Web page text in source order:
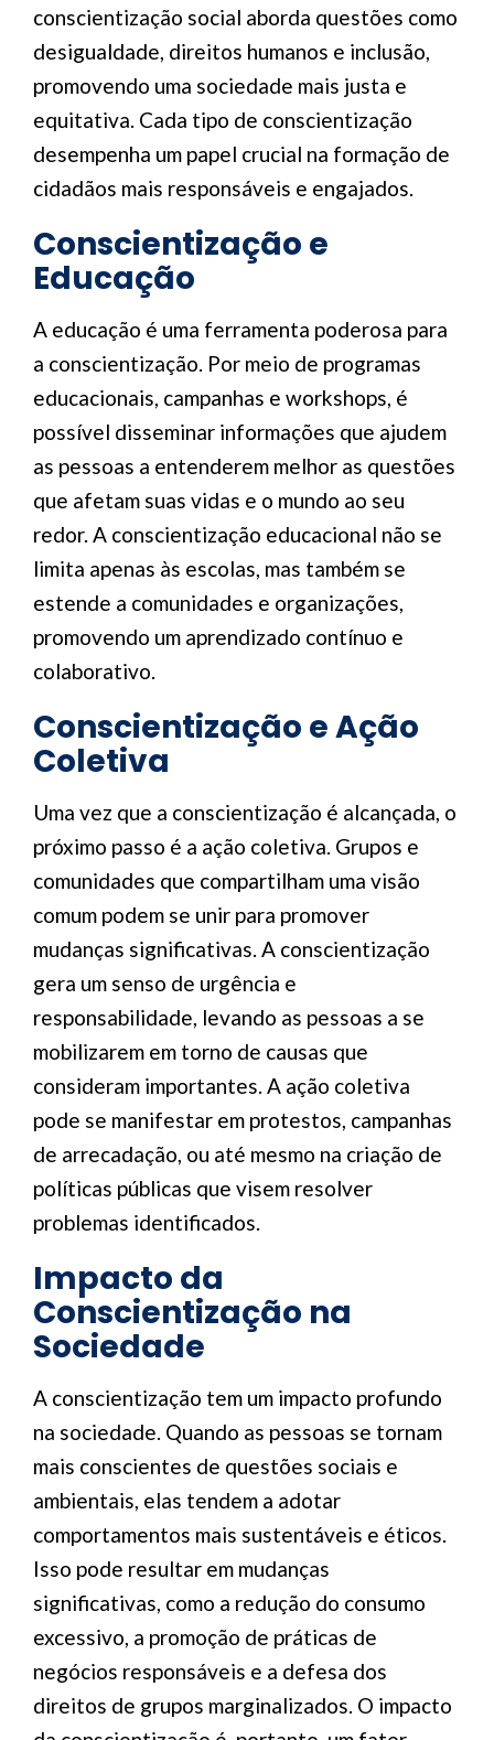
conscientização social aborda questões como
desigualdade, direitos humanos e inclusão,
promovendo uma sociedade mais justa e
equitativa. Cada tipo de conscientização
desempenha um papel crucial na formação de
cidadãos mais responsáveis e engajados.
Conscientização e
Educação
A educação é uma ferramenta poderosa para
a conscientização. Por meio de programas
educacionais, campanhas e workshops, é
possível disseminar informações que ajudem
as pessoas a entenderem melhor as questões
que afetam suas vidas e o mundo ao seu
redor. A conscientização educacional não se
limita apenas às escolas, mas também se
estende a comunidades e organizações,
promovendo um aprendizado contínuo e
colaborativo.
Conscientização e Ação
Coletiva
Uma vez que a conscientização é alcançada, o
próximo passo é a ação coletiva. Grupos e
comunidades que compartilham uma visão
comum podem se unir para promover
mudanças significativas. A conscientização
gera um senso de urgência e
responsabilidade, levando as pessoas a se
mobilizarem em torno de causas que
consideram importantes. A ação coletiva
pode se manifestar em protestos, campanhas
de arrecadação, ou até mesmo na criação de
políticas públicas que visem resolver
problemas identificados.
Impacto da
Conscientização na
Sociedade
A conscientização tem um impacto profundo
na sociedade. Quando as pessoas se tornam
mais conscientes de questões sociais e
ambientais, elas tendem a adotar
comportamentos mais sustentáveis e éticos.
Isso pode resultar em mudanças
significativas, como a redução do consumo
excessivo, a promoção de práticas de
negócios responsáveis e a defesa dos
direitos de grupos marginalizados. O impacto